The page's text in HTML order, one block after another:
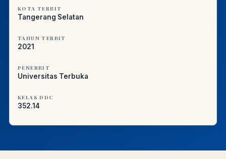
KOTA TERBIT
Tangerang Selatan
TAHUN TERBIT
2021
PENERBIT
Universitas Terbuka
KELAS DDC
352.14